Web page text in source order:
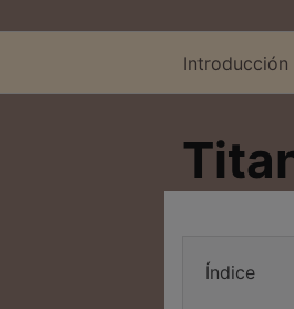
Introducción
Índice